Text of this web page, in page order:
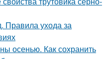
Правила ухода за
осенью. Как сохранить